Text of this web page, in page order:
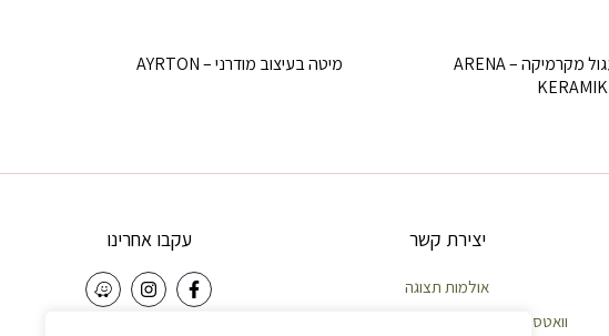
שולחן קפה עגול מקרמיקה – ARENA
KERAMIK
מיטה בעיצוב מודרני – AYRTON
יצירת קשר
אולמות תצוגה
וואטסאפ שירות לקוחות – 058-5921010
עקבו אחרינו